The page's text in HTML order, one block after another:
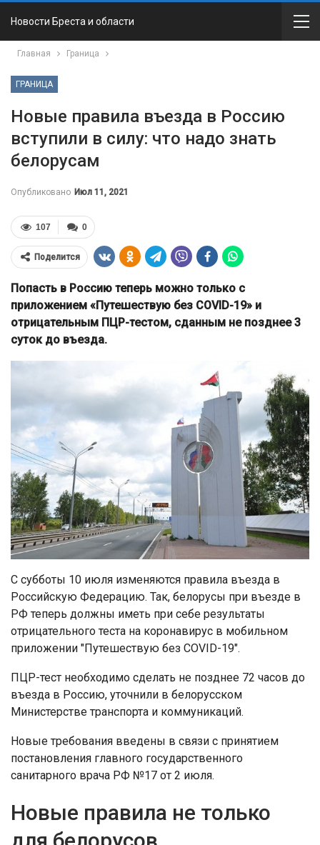
Новости Бреста и области
Главная Граница
ГРАНИЦА
Новые правила въезда в Россию
вступили в силу: что надо знать
белорусам
Опубликовано Июл 11, 2021
0
107
Поделится
Попасть в Россию теперь можно только с
приложением «Путешествую без COVID-19» и
отрицательным ПЦР-тестом, сданным не позднее 3
суток до въезда.
С субботы 10 июля изменяются правила въезда в
Российскую Федерацию. Так, белорусы при въезде в
РФ теперь должны иметь при себе результаты
отрицательного теста на коронавирус в мобильном
приложении "Путешествую без COVID-19".
ПЦР-тест необходимо сделать не позднее 72 часов до
въезда в Россию, уточнили в белорусском
Министерстве транспорта и коммуникаций.
Новые требования введены в связи с принятием
постановления главного государственного
санитарного врача РФ №17 от 2 июля.
Новые правила не только